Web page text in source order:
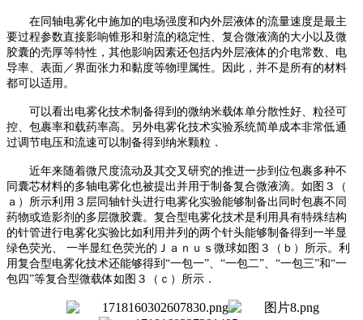
在同轴电雾化中施加的电场强度和内外层液体的流量速度是最主
要过程参数直接影响锥形和射流的稳定性、复合微液滴的大小以及微
胶囊的壳厚等特性 ， 其他影响因素还包括内外层液体的介电常数、电
导率、表面／界面张力和黏度等物理属性 。 因此 ， 并不是所有的材料
都可以适用 。
可以看出电雾化技术制备得到的微纳米载体单分散性好、粒径可
控、包裹率和载药率高 。
另外电雾化技术实验系统简单成本非常低通
过调节电压和流速可以制备得到纳米颗粒．
近年来随着微尺度流动及其交叉研究的推进一步到位包裹多种不
同囊芯材料的多轴电雾化也被提出并用于制备复合微液滴。 如图３（
ａ）所示利用３层同轴针头进行电雾化实验能够制备出同时包裹不同
药物或造影剂的多层微胶囊。 复合型电雾化技术是利用具有特殊结构
的针管进行电雾化实验比如利用并列的两个针头能够制备得到一半显
绿色荧光、
一半显红色荧光的Ｊａｎｕｓ微球如图３（ｂ）所示。 利
用复合型电雾化技术还能够得到 “一包一”、“一包二”、“一包三”和“一
包四”等复合型微载体如图３（ｃ）所示．